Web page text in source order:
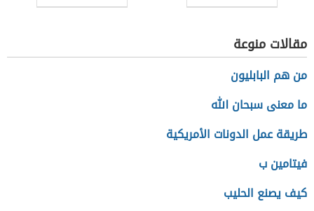
من المس)
مقالات منوعة
من هم البابليون
ما معنى سبحان الله
طريقة عمل الدونات الأمريكية
فيتامين ب
كيف يصنع الحليب